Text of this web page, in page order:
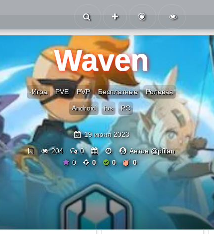
Waven
-Игра PVE PVP Бесплатные Ролевая
Android ios PC
19 июня 2023
204 0
Антон @pfilan
0
0 0 0